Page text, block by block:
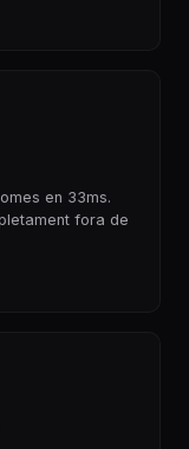
en 33ms.
fora de